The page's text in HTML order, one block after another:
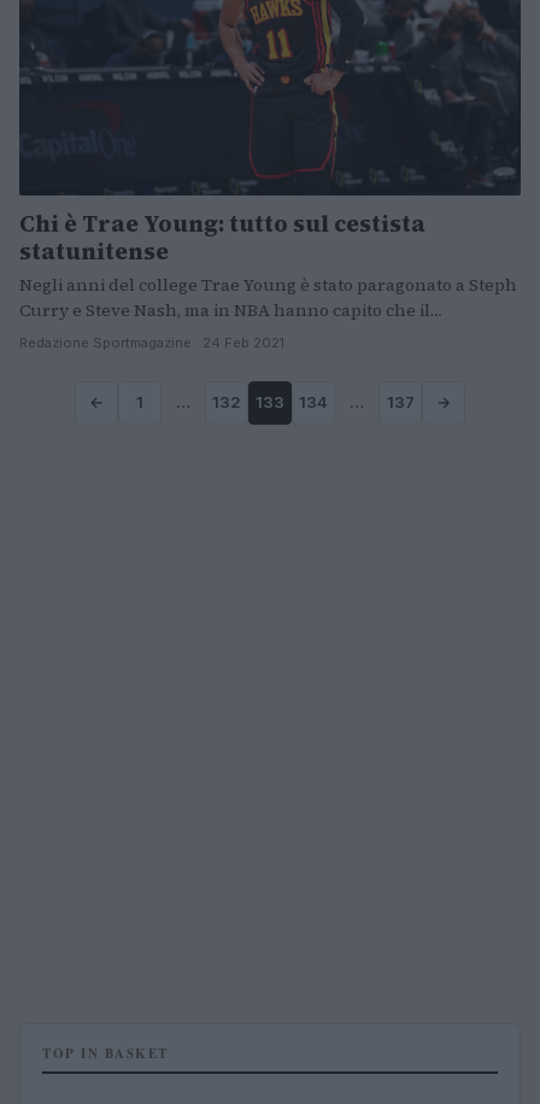
Chi è Trae Young: tutto sul cestista
statunitense
Negli anni del college Trae Young è stato paragonato a Steph
Curry e Steve Nash, ma in NBA hanno capito che il…
Redazione Sportmagazine · 24 Feb 2021
← 1 … 132 133 134 … 137 →
TOP IN BASKET